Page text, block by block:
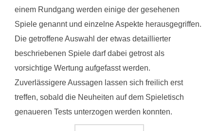
einem Rundgang werden einige der gesehenen
Spiele genannt und einzelne Aspekte herausgegriffen.
Die getroffene Auswahl der etwas detaillierter
beschriebenen Spiele darf dabei getrost als
vorsichtige Wertung aufgefasst werden.
Zuverlässigere Aussagen lassen sich freilich erst
treffen, sobald die Neuheiten auf dem Spieletisch
genaueren Tests unterzogen werden konnten.